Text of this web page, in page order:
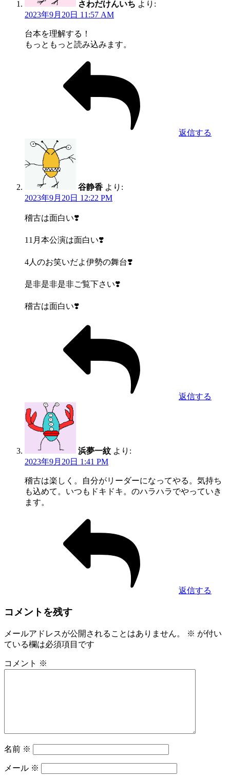
さわだけんいち より:
2023年9月20日 11:57 AM
台本を理解する！
もっともっと読み込みます。
返信する
谷静香 より:
2023年9月20日 12:22 PM
稽古は面白い❣️
11月本公演は面白い❣️
4人のお笑いだよ伊勢の舞台❣️
是非是非是非ご覧下さい❣️
稽古は面白い❣️
返信する
浜夢一紋 より:
2023年9月20日 1:41 PM
稽古は楽しく。自分がリーダーになってやる。気持ち
も込めて。いつもドキドキ。のハラハラでやっていき
ます。
返信する
コメントを残す
メールアドレスが公開されることはありません。 ※ が付い
ている欄は必須項目です
コメント ※
名前 ※
メール ※